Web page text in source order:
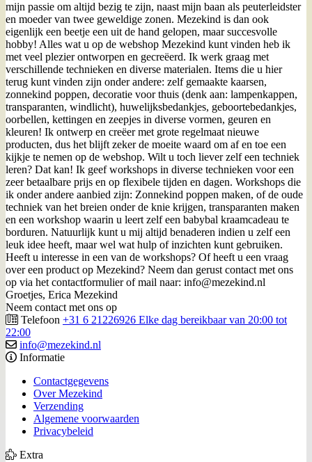
mijn passie om altijd bezig te zijn, naast mijn baan als peuterleidster
en moeder van twee geweldige zonen. Mezekind is dan ook
eigenlijk een beetje een uit de hand gelopen, maar succesvolle
hobby! Alles wat u op de webshop Mezekind kunt vinden heb ik
met veel plezier ontworpen en gecreëerd. Ik werk graag met
verschillende technieken en diverse materialen. Items die u hier
terug kunt vinden zijn onder andere: zelf gemaakte kaarsen,
zonnekind poppen, decoratie voor thuis (denk aan: lampenkappen,
transparanten, windlicht), huwelijksbedankjes, geboortebedankjes,
oorbellen, kettingen en zeepjes in diverse vormen, geuren en
kleuren! Ik ontwerp en creëer met grote regelmaat nieuwe
producten, dus het blijft zeker de moeite waard om af en toe een
kijkje te nemen op de webshop. Wilt u toch liever zelf een techniek
leren? Dat kan! Ik geef workshops in diverse technieken voor een
zeer betaalbare prijs en op flexibele tijden en dagen. Workshops die
ik onder andere aanbied zijn: Zonnekind poppen maken, of de oude
techniek van het breien onder de knie krijgen, transparanten maken
en een workshop waarin u leert zelf een babybal kraamcadeau te
borduren. Natuurlijk kunt u mij altijd benaderen indien u zelf een
leuk idee heeft, maar wel wat hulp of inzichten kunt gebruiken.
Heeft u interesse in een van de workshops? Of heeft u een vraag
over een product op Mezekind? Neem dan gerust contact met ons
op via het contactformulier of mail naar: info@mezekind.nl
Groetjes, Erica Mezekind
Neem contact met ons op
Telefoon +31 6 21226926 Elke dag bereikbaar van 20:00 tot
22:00
info@mezekind.nl
Informatie
Contactgegevens
Over Mezekind
Verzending
Algemene voorwaarden
Privacybeleid
Extra